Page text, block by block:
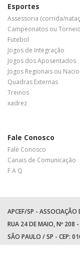
Esportes
Assessoria (corrida/
Campeonatos ou
Futebol
Jogos de Integração
Jogos dos Aposentados
Jogos Regionais ou
Quadras Externas
Treinos
xadrez
Fale Conosco
Fale Conosco
Canais de Comunicação
F A Q
APCEF/SP - ASSOCIAÇÃO
RUA 24 DE MAIO, Nº 208
SÃO PAULO / SP - CEP: